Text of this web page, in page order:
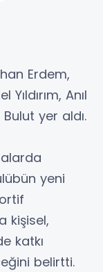
Erdem,
Anıl
yer aldı.
yeni
kişisel,
katkı
belirtti.